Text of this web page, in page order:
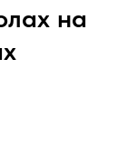
на